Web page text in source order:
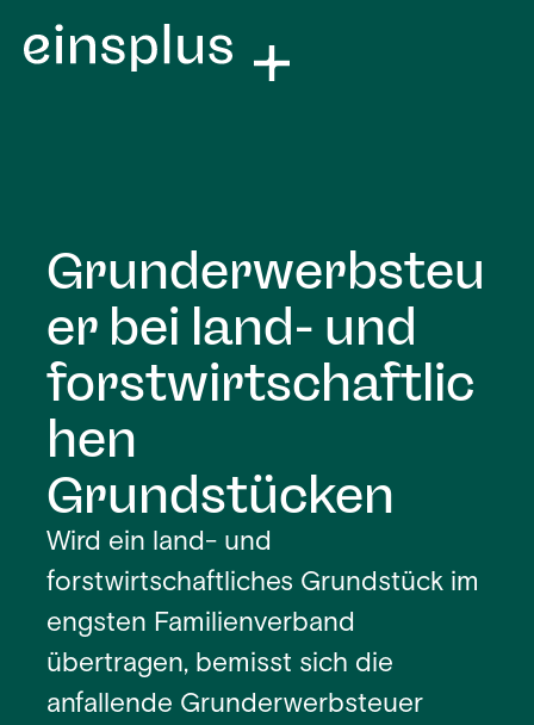
Grunderwerbsteu
er bei land- und
forstwirtschaftlic
hen
Grundstücken
Wird ein land- und
forstwirtschaftliches Grundstück im
engsten Familienverband
übertragen, bemisst sich die
anfallende Grunderwerbsteuer